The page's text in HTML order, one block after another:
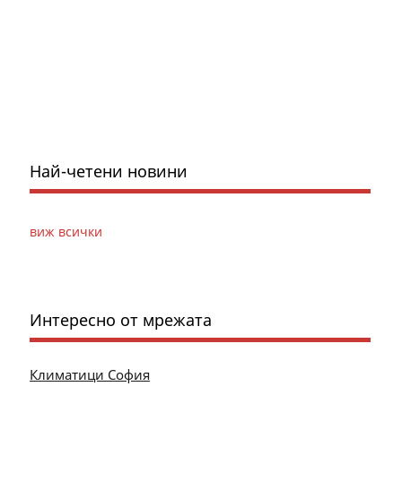
Най-четени новини
виж всички
Интересно от мрежата
Климатици София